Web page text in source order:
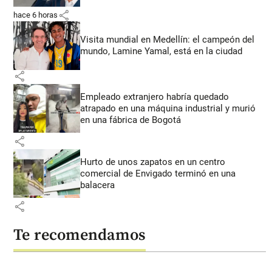
hace 6 horas share
Visita mundial en Medellín: el campeón del
mundo, Lamine Yamal, está en la ciudad
share
Empleado extranjero habría quedado
atrapado en una máquina industrial y murió
en una fábrica de Bogotá
share
Hurto de unos zapatos en un centro
comercial de Envigado terminó en una
balacera
share
Te recomendamos